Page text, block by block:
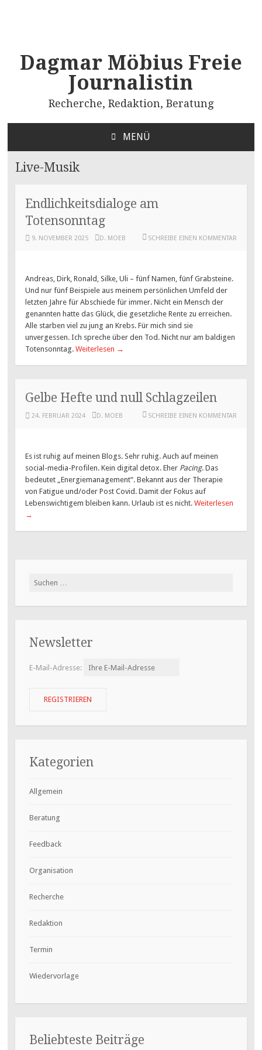
Dagmar Möbius Freie
Journalistin
Recherche, Redaktion, Beratung
MENÜ
SPRINGEN
Live-Musik
Endlichkeitsdialoge am
Totensonntag
9. NOVEMBER 2025 D. MOEB SCHREIBE EINEN KOMMENTAR
Andreas, Dirk, Ronald, Silke, Uli – fünf Namen, fünf Grabsteine.
Und nur fünf Beispiele aus meinem persönlichen Umfeld der
letzten Jahre für Abschiede für immer. Nicht ein Mensch der
genannten hatte das Glück, die gesetzliche Rente zu erreichen.
Alle starben viel zu jung an Krebs. Für mich sind sie
unvergessen. Ich spreche über den Tod. Nicht nur am baldigen
Totensonntag.Weiterlesen →
Gelbe Hefte und null Schlagzeilen
24. FEBRUAR 2024 D. MOEB SCHREIBE EINEN KOMMENTAR
Es ist ruhig auf meinen Blogs. Sehr ruhig. Auch auf meinen
social-media-Profilen. Kein digital detox. Eher Pacing. Das
bedeutet „Energiemanagement“. Bekannt aus der Therapie
von Fatigue und/oder Post Covid. Damit der Fokus auf
Lebenswichtigem bleiben kann. Urlaub ist es nicht.Weiterlesen
→
Suchen
Newsletter
E-Mail-Adresse:
Kategorien
Allgemein
Beratung
Feedback
Organisation
Recherche
Redaktion
Termin
Wiedervorlage
Beliebteste Beiträge